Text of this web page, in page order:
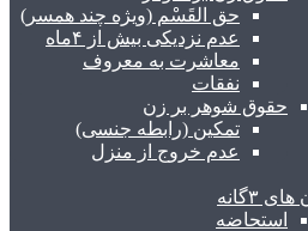
حق القَسْم (ویژه چند همسر)
عدم نزدیکی بیش از ۴ماه
معاشرت به معروف
نفقات
حقوق شوهر بر زن
تمکین (رابطه جنسی)
عدم خروج از منزل
۳گانه
استحاضه